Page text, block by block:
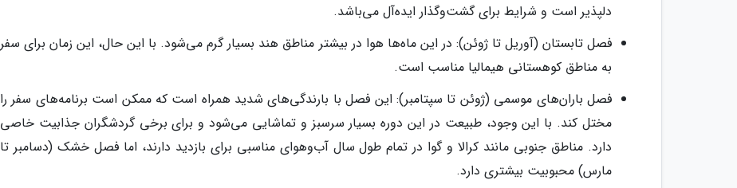
دلپذیر است و شرایط برای گشت‌وگذار ایده‌آل می‌باشد.
فصل تابستان (آوریل تا ژوئن): در این ماه‌ها هوا در بیشتر مناطق هند بسیار گرم می‌شود. با این حال، این زمان برای سفر
به مناطق کوهستانی هیمالیا مناسب است.
فصل باران‌های موسمی (ژوئن تا سپتامبر): این فصل با بارندگی‌های شدید همراه است که ممکن است برنامه‌های سفر را
مختل کند. با این وجود، طبیعت در این دوره بسیار سرسبز و تماشایی می‌شود و برای برخی گردشگران جذابیت خاصی
دارد. مناطق جنوبی مانند کرالا و گوا در تمام طول سال آب‌وهوای مناسبی برای بازدید دارند، اما فصل خشک (دسامبر تا
مارس) محبوبیت بیشتری دارد.